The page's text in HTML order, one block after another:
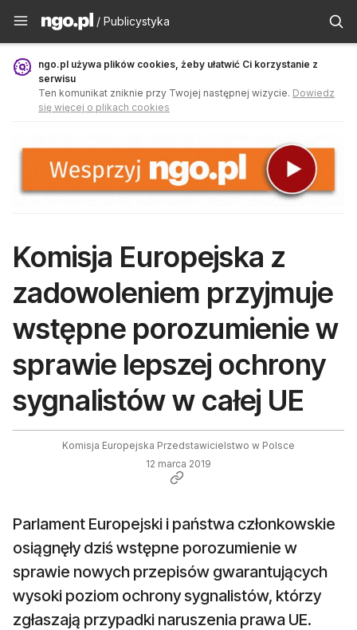
Publicystyka - ngo.pl
/ Publicystyka
ngo.pl używa plików cookies, żeby ułatwić Ci korzystanie z
serwisu
Ten komunikat zniknie przy Twojej następnej wizycie. Dowiedz
się więcej o plikach cookies
Komisja Europejska z
zadowoleniem przyjmuje
wstępne porozumienie w
sprawie lepszej ochrony
sygnalistów w całej UE
Komisja Europejska Przedstawicielstwo w Polsce
12 marca 2019
Parlament Europejski i państwa członkowskie
osiągnęły dziś wstępne porozumienie w
sprawie nowych przepisów gwarantujących
wysoki poziom ochrony sygnalistów, którzy
zgłaszają przypadki naruszenia prawa UE.